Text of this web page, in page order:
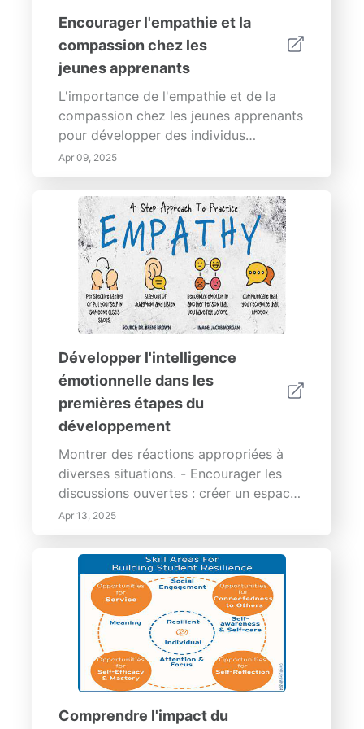
des formes, l'artisanat et les jeux
collaboratifs peuvent améliorer le
développement cognitif, les
compétences en résolution de
problèmes et l'amour de
l'apprentissage chez les enfants.
Rejoignez-nous pour créer des
expériences éducatives mémorables qui
dans votre salle de classe !
Encourager l'empathie et la
compassion chez les
jeunes apprenants
L'importance de l'empathie et de la
compassion chez les jeunes apprenants
pour développer des individus
équilibrés. Les études indiquent que les
enfants qui apprennent l'empathie et la
compassion ont plus de chances de
devenir des personnes aimantes et
responsables.
Apr 09, 2025
Développer l'intelligence
émotionnelle dans les
premières étapes du
développement
Montrer des réactions appropriées à
diverses situations. - Encourager les
discussions ouvertes : créer un espace
pour que les enfants parlent de leurs
émotions. - Utiliser des ressources :
utiliser des livres et des jeux adaptés à
l'âge qui favorisent l'apprentissage
émotionnel. La responsabilité de
l'écoleLes établissements
d'enseignement peuvent améliorer
l'intelligence émotionnelle des élèves
grâce à des programmes
d'apprentissage socio-émotionnel
(SEL). Les écoles intégrant l'IE dans leur
Apr 13, 2025
Comprendre l'impact du